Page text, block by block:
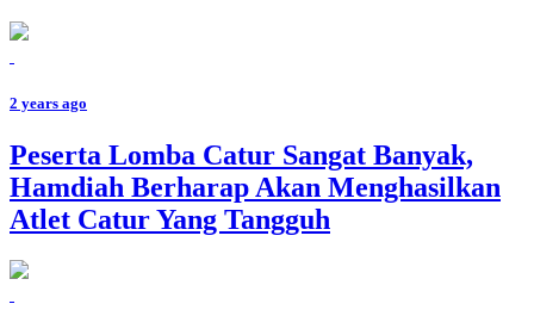
2 years ago
Peserta Lomba Catur Sangat Banyak,
Hamdiah Berharap Akan Menghasilkan
Atlet Catur Yang Tangguh